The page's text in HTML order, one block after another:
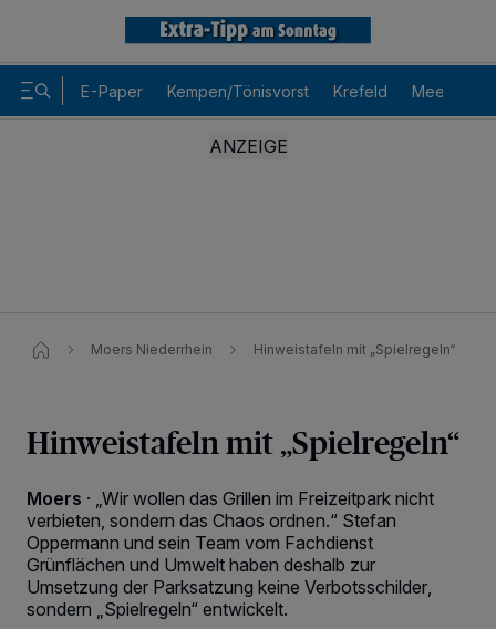
E-Paper Kempen/Tönisvorst Krefeld Meerbusch
Moers Niederrhein Hinweistafeln mit „Spielregeln“
Hinweistafeln mit „Spielregeln“
Moers · „Wir wollen das Grillen im Freizeitpark nicht
verbieten, sondern das Chaos ordnen.“ Stefan
Oppermann und sein Team vom Fachdienst
Grünflächen und Umwelt haben deshalb zur
Umsetzung der Parksatzung keine Verbotsschilder,
sondern „Spielregeln“ entwickelt.
personenbezogene Daten wie Browserdaten oder eindeutige
Kennungen auf Ihrem Gerät zu. Durch Auswahl von OK aktivieren Sie
Tracking-Technologien für die unter „Wir und unsere Partner
verarbeiten Daten, um Ihnen Dienste bereitzustellen“ aufgeführten
Zwecke. Wenn Tracker deaktiviert sind, sind manche Inhalte und
Anzeigen möglicherweise nicht mehr so relevant für Sie. Sie können
dieses Menü jederzeit wieder aufrufen, um Ihre Einstellungen zu
ändern oder Ihre Einwilligung zu widerrufen, indem Sie auf den Link